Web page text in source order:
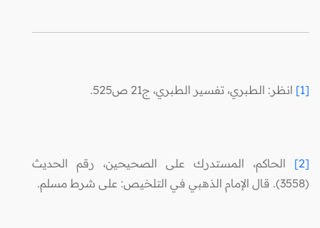
[1] انظر: الطبري، تفسير الطبري، ج21 ص525.
[2]
الحاكم، المستدرك على الصحيحين، رقم الحديث
(3558). قال الإمام الذهبي في التلخيص: على شرط مسلم.